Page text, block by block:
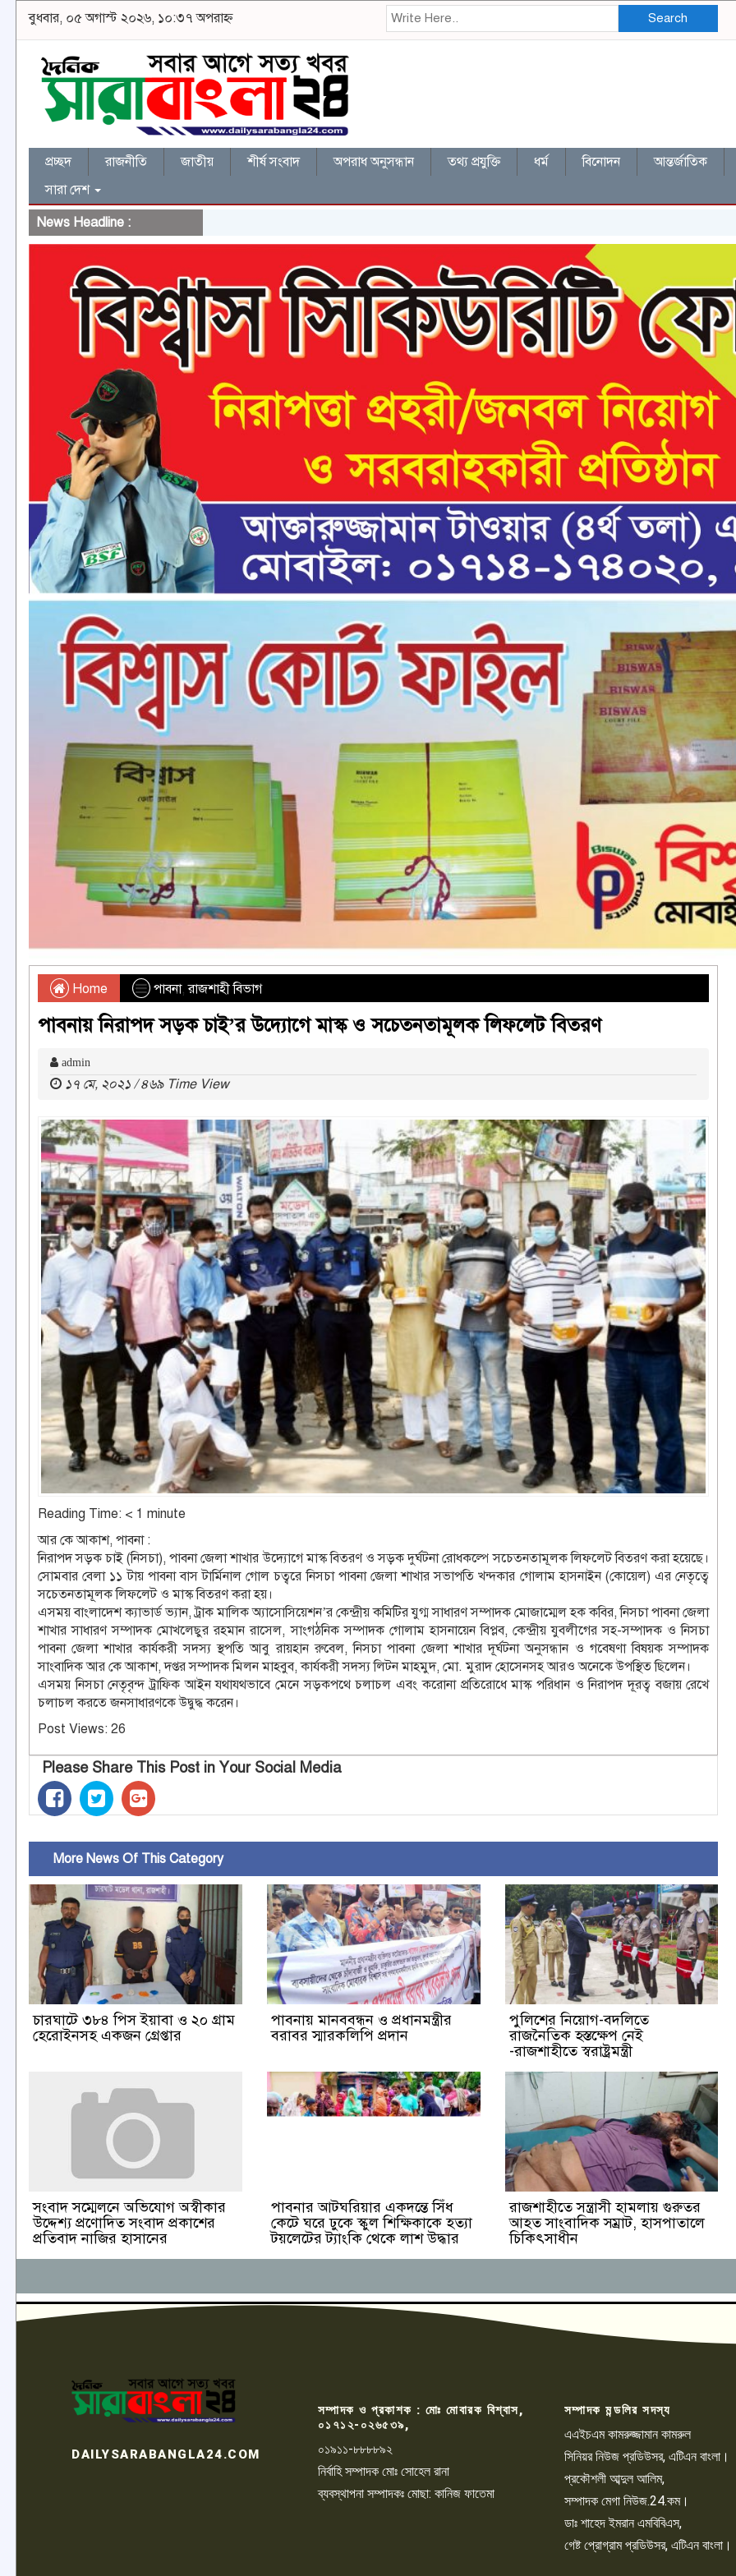
বুধবার, ০৫ অগাস্ট ২০২৬, ১০:৩৭ অপরাহ্ন Search
প্রচ্ছদ রাজনীতি জাতীয় শীর্ষ সংবাদ অপরাধ অনুসন্ধান তথ্য প্রযুক্তি ধর্ম বিনোদন আন্তর্জাতিক
সারা দেশ
News Headline :
Home পাবনা,রাজশাহী বিভাগ
পাবনায় নিরাপদ সড়ক চাই’র উদ্যোগে মাস্ক ও সচেতনতামূলক লিফলেট বিতরণ
admin
১৭ মে, ২০২১ / ৪৬৯ Time View
Reading Time: < 1 minute
আর কে আকাশ, পাবনা :
নিরাপদ সড়ক চাই (নিসচা), পাবনা জেলা শাখার উদ্যোগে মাস্ক বিতরণ ও সড়ক দুর্ঘটনা রোধকল্পে সচেতনতামূলক লিফলেট বিতরণ করা হয়েছে।
সোমবার বেলা ১১ টায় পাবনা বাস টার্মিনাল গোল চত্বরে নিসচা পাবনা জেলা শাখার সভাপতি খন্দকার গোলাম হাসনাইন (কোয়েল) এর নেতৃত্বে
সচেতনতামূলক লিফলেট ও মাস্ক বিতরণ করা হয়।
এসময় বাংলাদেশ ক্যাভার্ড ভ্যান, ট্রাক মালিক অ্যাসোসিয়েশন’র কেন্দ্রীয় কমিটির যুগ্ম সাধারণ সম্পাদক মোজাম্মেল হক কবির, নিসচা পাবনা জেলা
শাখার সাধারণ সম্পাদক মোখলেছুর রহমান রাসেল, সাংগঠনিক সম্পাদক গোলাম হাসনায়েন বিপ্লব, কেন্দ্রীয় যুবলীগের সহ-সম্পাদক ও নিসচা
পাবনা জেলা শাখার কার্যকরী সদস্য স্থপতি আবু রায়হান রুবেল, নিসচা পাবনা জেলা শাখার দূর্ঘটনা অনুসন্ধান ও গবেষণা বিষয়ক সম্পাদক
সাংবাদিক আর কে আকাশ, দপ্তর সম্পাদক মিলন মাহবুব, কার্যকরী সদস্য লিটন মাহমুদ, মো. মুরাদ হোসেনসহ আরও অনেকে উপস্থিত ছিলেন।
এসময় নিসচা নেতৃবৃন্দ ট্রাফিক আইন যথাযথভাবে মেনে সড়কপথে চলাচল এবং করোনা প্রতিরোধে মাস্ক পরিধান ও নিরাপদ দূরত্ব বজায় রেখে
চলাচল করতে জনসাধারণকে উদ্বুদ্ধ করেন।
Post Views: 26
Please Share This Post in Your Social Media
More News Of This Category
চারঘাটে ৩৮৪ পিস ইয়াবা ও ২০ গ্রাম
হেরোইনসহ একজন গ্রেপ্তার
পাবনায় মানববন্ধন ও প্রধানমন্ত্রীর
বরাবর স্মারকলিপি প্রদান
পুলিশের নিয়োগ-বদলিতে
রাজনৈতিক হস্তক্ষেপ নেই
-রাজশাহীতে স্বরাষ্ট্রমন্ত্রী
সংবাদ সম্মেলনে অভিযোগ অস্বীকার
উদ্দেশ্য প্রণোদিত সংবাদ প্রকাশের
প্রতিবাদ নাজির হাসানের
পাবনার আটঘরিয়ার একদন্তে সিঁধ
কেটে ঘরে ঢুকে স্কুল শিক্ষিকাকে হত্যা
টয়লেটের ট্যাংকি থেকে লাশ উদ্ধার
রাজশাহীতে সন্ত্রাসী হামলায় গুরুতর
আহত সাংবাদিক সম্রাট, হাসপাতালে
চিকিৎসাধীন
DAILYSARABANGLA24.COM
সম্পাদক ও প্রকাশক : মোঃ মোবারক বিশ্বাস,
০১৭১২-০২৬৫৩৯,
০১৯১১-৮৮৮৮৯২
নির্বাহি সম্পাদক মোঃ সোহেল রানা
ব্যবস্থাপনা সম্পাদকঃ মোছা: কানিজ ফাতেমা
সম্পাদক মন্ডলির সদস্য
এএইচএম কামরুজ্জামান কামরুল
সিনিয়র নিউজ প্রডিউসর, এটিএন বাংলা।
প্রকৌশলী আব্দুল আলিম,
সম্পাদক মেগা নিউজ.24.কম।
ডাঃ শাহেদ ইমরান এমবিবিএস,
গেষ্ট প্রোগ্রাম প্রডিউসর, এটিএন বাংলা।